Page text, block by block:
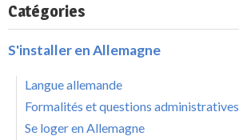
Catégories
S'installer en Allemagne
Langue allemande
Formalités et questions administratives
Se loger en Allemagne